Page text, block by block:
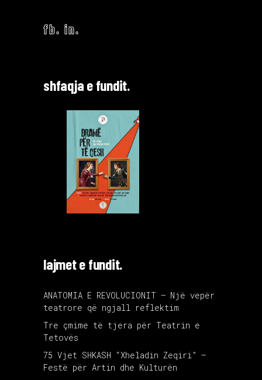
fb. in.
shfaqja e fundit.
lajmet e fundit.
ANATOMIA E REVOLUCIONIT – Një vepër
teatrore që ngjall reflektim
Tre çmime të tjera për Teatrin e
Tetovës
75 Vjet SHKASH “Xheladin Zeqiri” –
Festë për Artin dhe Kulturën